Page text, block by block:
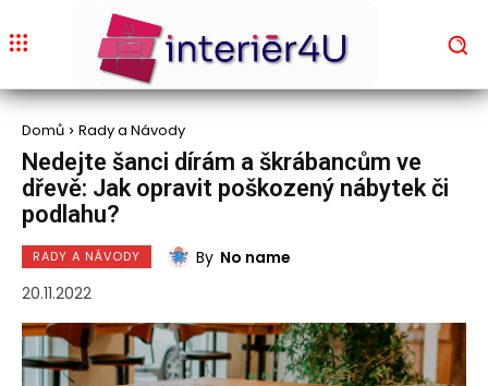
Domů Rady a Návody
Nedejte šanci dírám a škrábancům ve
dřevě: Jak opravit poškozený nábytek či
podlahu?
RADY A NÁVODY By No name
20.11.2022